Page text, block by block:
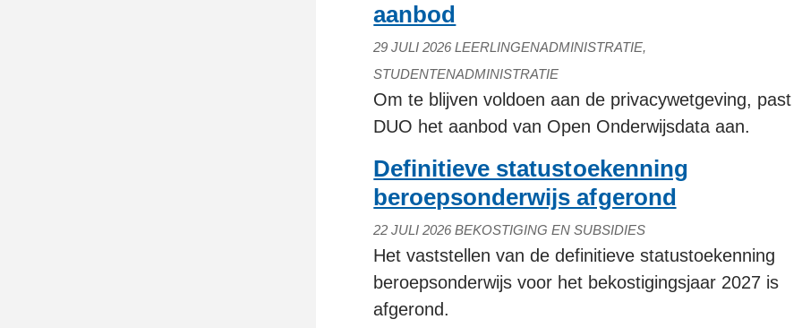
aanbod
29 JULI 2026 LEERLINGENADMINISTRATIE,
STUDENTENADMINISTRATIE
Om te blijven voldoen aan de privacywetgeving, past
DUO het aanbod van Open Onderwijsdata aan.
Definitieve statustoekenning
beroepsonderwijs afgerond
22 JULI 2026 BEKOSTIGING EN SUBSIDIES
Het vaststellen van de definitieve statustoekenning
beroepsonderwijs voor het bekostigingsjaar 2027 is
afgerond.